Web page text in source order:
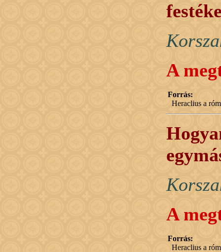
A
Forrás:
Heraclius a
A
Forrás:
Heraclius a